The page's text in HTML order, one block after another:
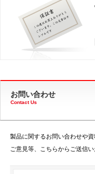
お問い合わせ
Contact Us
製品に関するお問い合わせや
ご意見等、こちらからご送信い